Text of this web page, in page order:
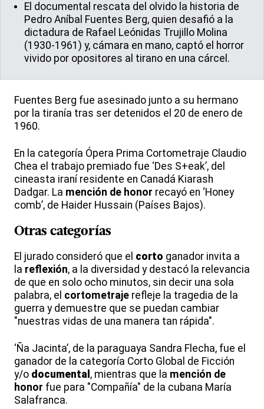
El documental rescata del olvido la historia de
Pedro Aníbal Fuentes Berg, quien desafió a la
dictadura de Rafael Leónidas Trujillo Molina
(1930-1961) y, cámara en mano, captó el horror
vivido por opositores al tirano en una cárcel.
Fuentes Berg fue asesinado junto a su hermano
por la tiranía tras ser detenidos el 20 de enero de
1960.
En la categoría Ópera Prima Cortometraje Claudio
Chea el trabajo premiado fue ‘Des S+eak’, del
cineasta iraní residente en Canadá Kiarash
Dadgar. La mención de honor recayó en ‘Honey
comb’, de Haider Hussain (Países Bajos).
Otras categorías
El jurado consideró que el corto ganador invita a
la reflexión, a la diversidad y destacó la relevancia
de que en solo ocho minutos, sin decir una sola
palabra, el cortometraje refleje la tragedia de la
guerra y demuestre que se puedan cambiar
"nuestras vidas de una manera tan rápida".
‘Ña Jacinta’, de la paraguaya Sandra Flecha, fue el
ganador de la categoría Corto Global de Ficción
y/o documental , mientras que la mención de
honor fue para "Compañía" de la cubana María
Salafranca.